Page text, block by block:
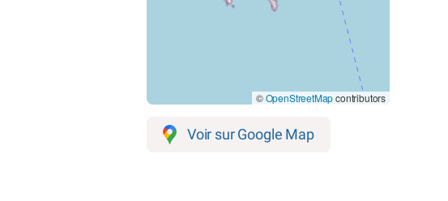
©OpenStreetMapcontributors
Voir sur Google Map